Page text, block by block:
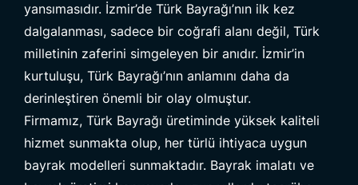
yansımasıdır. İzmir’de Türk Bayrağı’nın ilk kez
dalgalanması, sadece bir coğrafi alanı değil, Türk
milletinin zaferini simgeleyen bir anıdır. İzmir’in
kurtuluşu, Türk Bayrağı’nın anlamını daha da
derinleştiren önemli bir olay olmuştur.
Firmamız, Türk Bayrağı üretiminde yüksek kaliteli
hizmet sunmakta olup, her türlü ihtiyaca uygun
bayrak modelleri sunmaktadır. Bayrak imalatı ve